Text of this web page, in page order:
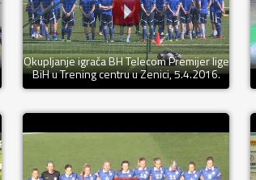
Okupljanje igrača BH Telecom Premijer lige
BiH u Trening centru u Zenici, 5.4.2016.